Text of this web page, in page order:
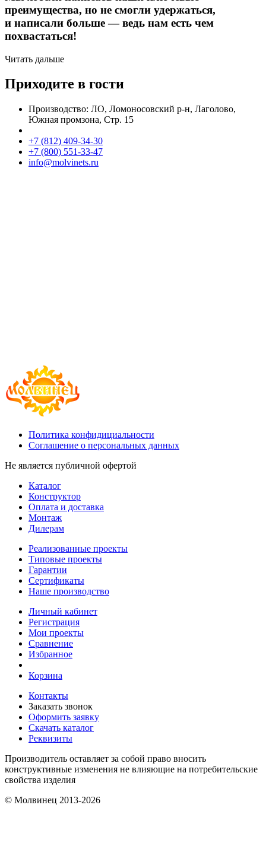
преимущества, но не смогли удержаться,
и написали больше — ведь нам есть чем
похвастаться!
Читать дальше
Приходите в гости
Производство: ЛО, Ломоносовский р-н, Лаголово,
Южная промзона, Стр. 15
+7 (812) 409-34-30
+7 (800) 551-33-47
info@molvinets.ru
Политика конфидициальности
Соглашение о персональных данных
Не является публичной офертой
Каталог
Конструктор
Оплата и доставка
Монтаж
Дилерам
Реализованные проекты
Типовые проекты
Гарантии
Сертификаты
Наше производство
Личный кабинет
Регистрация
Мои проекты
Сравнение
Избранное
Корзина
Контакты
Заказать звонок
Оформить заявку
Скачать каталог
Реквизиты
Производитель оставляет за собой право вносить
конструктивные изменения не влияющие на потребительские
свойства изделия
© Молвинец 2013-2026